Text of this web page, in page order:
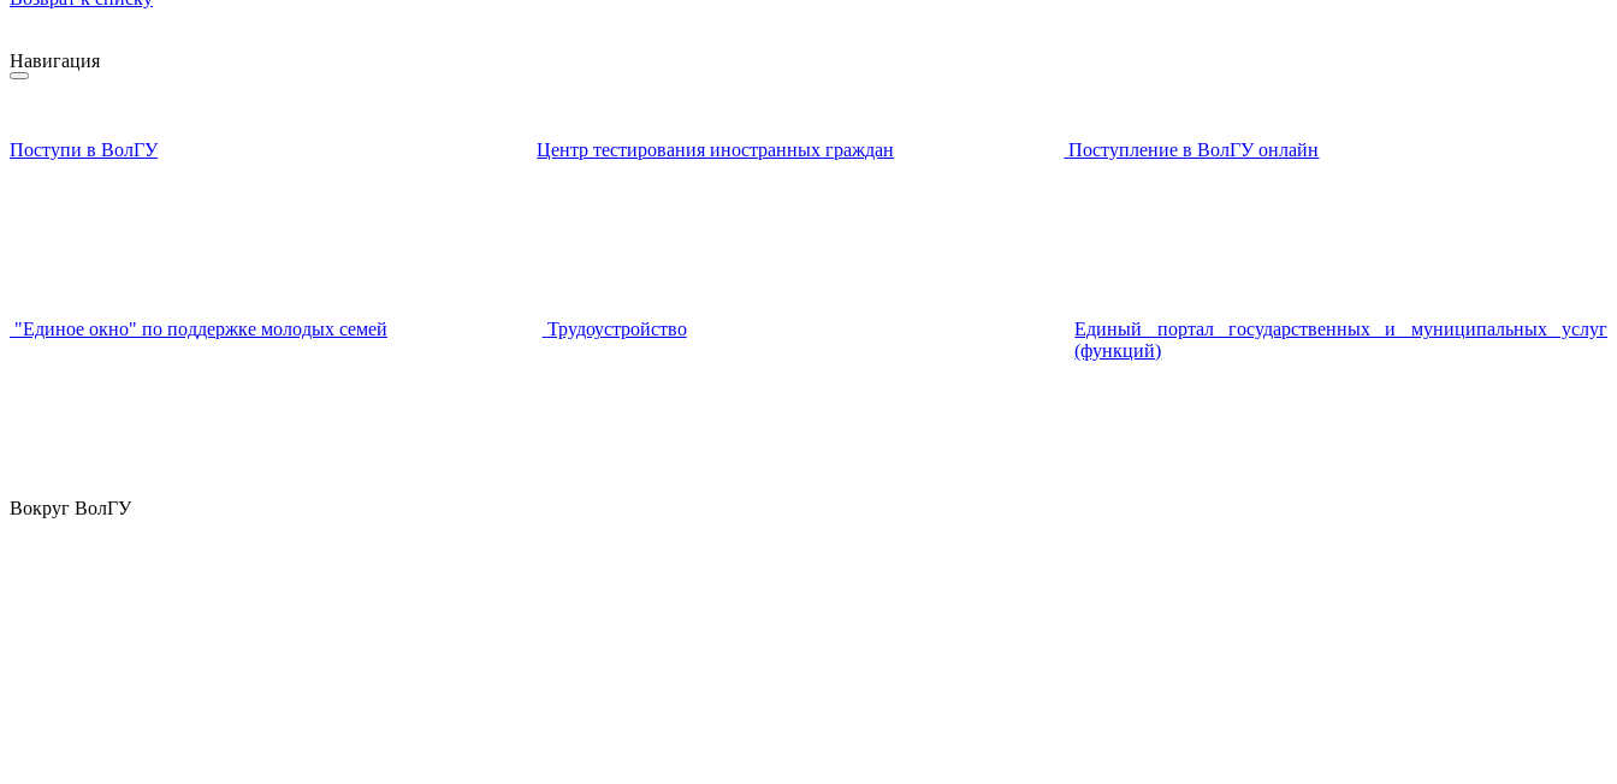
Навигация
Поступи в ВолГУ Центр тестирования иностранных граждан Поступление в ВолГУ онлайн
"Единое окно" по поддержке молодых семей Трудоустройство
Единый портал государственных и муниципальных услуг
(функций)
Вокруг ВолГУ